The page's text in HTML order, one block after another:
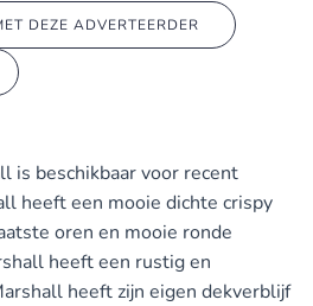
DEZE ADVERTEERDER
is beschikbaar voor recent
heeft een mooie dichte crispy
oren en mooie ronde
heeft een rustig en
heeft zijn eigen dekverblijf